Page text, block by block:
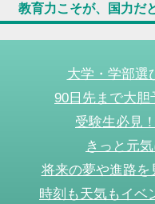
教育力こそが、国力だ
大学・学部選
90日先まで大
受験生必見
きっと元
将来の夢や進路を
時刻も天気もイベ